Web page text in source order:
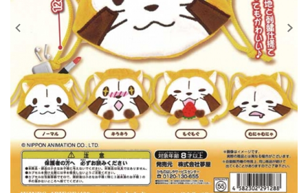
販促用空カプセル
レンタル
景品・玩具・文具
販促用カプセルトイ